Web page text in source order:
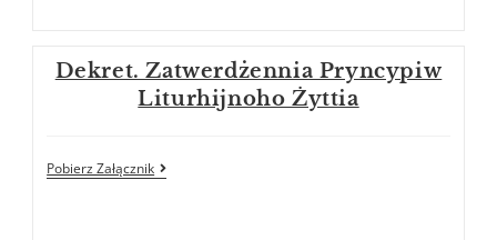
Dekret. Zatwerdżennia Pryncypiw
Liturhijnoho Żyttia
Pobierz Załącznik